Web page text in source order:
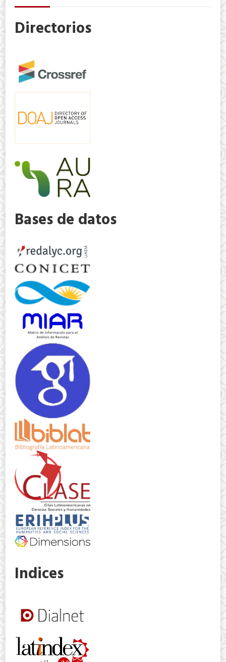
Directorios
Bases de datos
Indices